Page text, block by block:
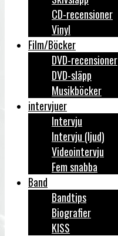
CD-recensioner
Vinyl
Film/Böcker
DVD-recensioner
DVD-släpp
Musikböcker
intervjuer
Intervju
Intervju (ljud)
Videointervju
Fem snabba
Band
Bandtips
Biografier
KISS